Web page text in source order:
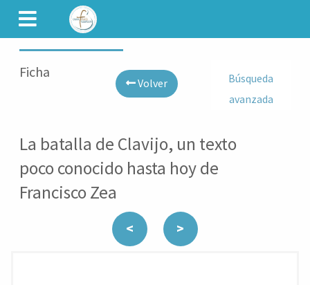
CAMINET
Ficha
Volver
Búsqueda
avanzada
La batalla de Clavijo, un texto
poco conocido hasta hoy de
Francisco Zea
< >